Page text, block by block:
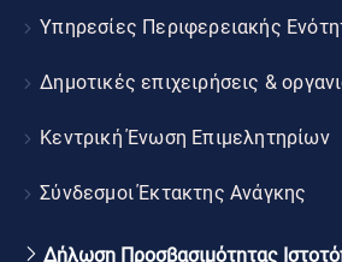
Υπηρεσίες Περιφερειακής
Δημοτικές επιχειρήσεις &
Κεντρική Ένωση Επιμελητηρίων
Σύνδεσμοι Έκτακτης Ανάγκης
Δήλωση Προσβασιμότητας